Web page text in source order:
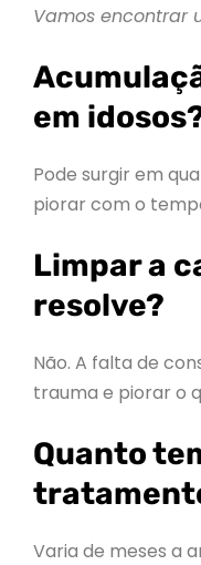
Vamos encontrar
em
Pode surgir em
piorar com o
Limpar a
resolve?
Não. A falta de
trauma e piorar o
Quanto
Varia de meses a